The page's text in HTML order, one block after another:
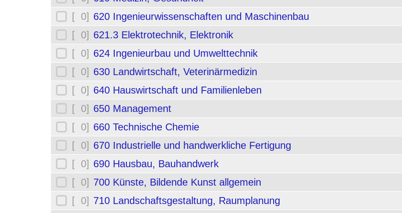
[ 0] 620 Ingenieurwissenschaften und Maschinenbau
[ 0] 621.3 Elektrotechnik, Elektronik
[ 0] 624 Ingenieurbau und Umwelttechnik
[ 0] 630 Landwirtschaft, Veterinärmedizin
[ 0] 640 Hauswirtschaft und Familienleben
[ 0] 650 Management
[ 0] 660 Technische Chemie
[ 0] 670 Industrielle und handwerkliche Fertigung
[ 0] 690 Hausbau, Bauhandwerk
[ 0] 700 Künste, Bildende Kunst allgemein
[ 0] 710 Landschaftsgestaltung, Raumplanung